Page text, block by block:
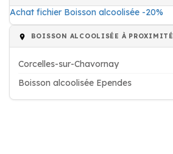
Achat fichier Boisson alcoolisée -20%
BOISSON ALCOOLISÉE À PROXIMITÉ
Corcelles-sur-Chavornay
Boisson alcoolisée Ependes